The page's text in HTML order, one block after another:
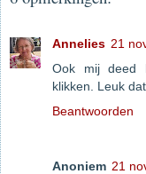
Annelies 21
Ook mij deed
klikken. Leuk
Beantwoorden
Anoniem 21